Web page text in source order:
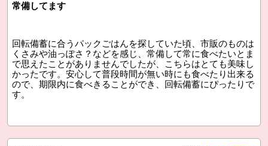
常備してます
回転備蓄に合うパックごはんを探していた頃、市販のものは
くさみや油っぽさ？などを感じ、常備して常に食べたいとま
で思えたことがありませんでしたが、こちらはとても美味し
かったです。安心して普段時間が無い時にも食べたり出来る
ので、期限内に食べきることができ、回転備蓄にぴったりで
す。